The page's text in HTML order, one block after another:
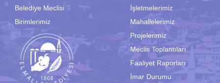
Belediye Meclisi
Birimlerimiz
İşletmelerimiz
Mahallelerimiz
Projelerimiz
Meclis Toplantıları
Faaliyet Raporları
İmar Durumu